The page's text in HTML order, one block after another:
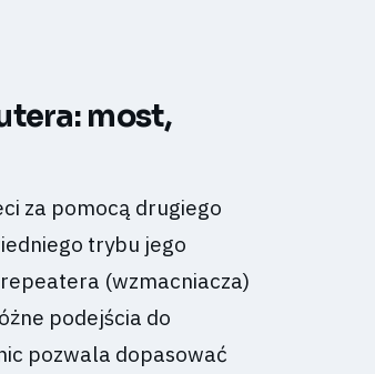
most,
za pomocą drugiego
trybu jego
(wzmacniacza)
podejścia do
pozwala dopasować